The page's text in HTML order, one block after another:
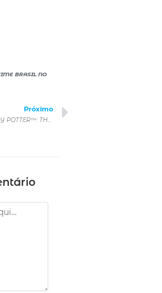
BRASIL NO
Próximo
HARRY POTTER™: THE EXHIBITION inicia venda de ingressos